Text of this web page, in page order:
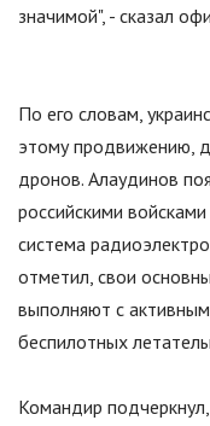
значимой", - сказал
По его словам,
этому продвижению,
дронов. Алаудинов
российскими
система
отметил, свои
выполняют с
беспилотных
Командир